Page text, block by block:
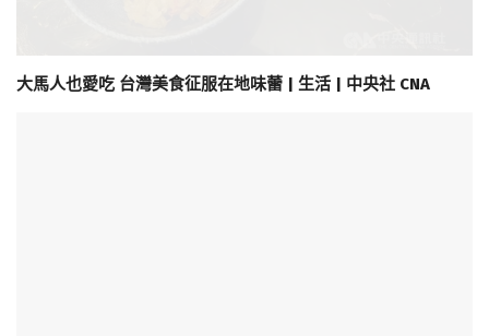
大馬人也愛吃 台灣美食征服在地味蕾 | 生活 | 中央社 CNA